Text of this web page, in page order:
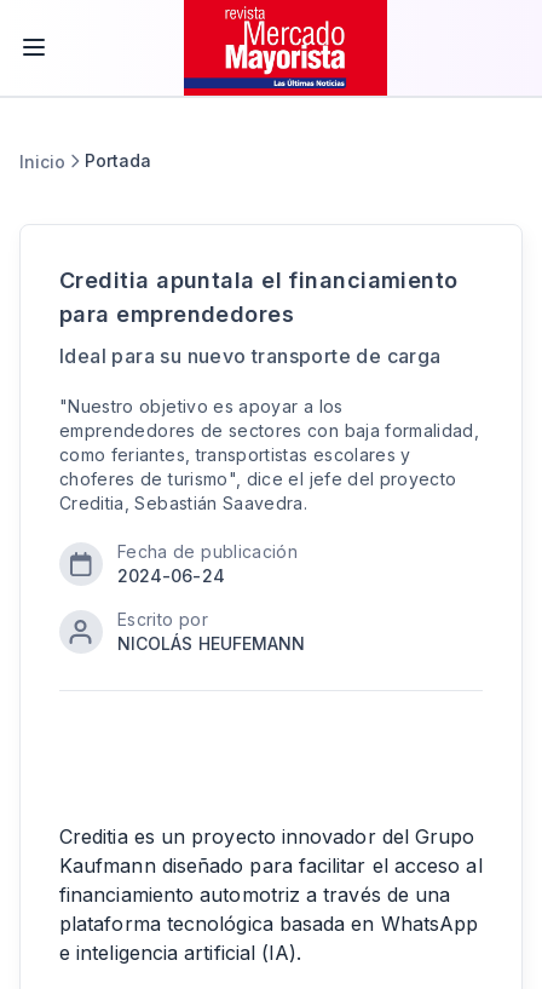
Inicio Portada
Creditia apuntala el financiamiento
para emprendedores
Ideal para su nuevo transporte de carga
"Nuestro objetivo es apoyar a los
emprendedores de sectores con baja formalidad,
como feriantes, transportistas escolares y
choferes de turismo", dice el jefe del proyecto
Creditia, Sebastián Saavedra.
Fecha de publicación
2024-06-24
Escrito por
NICOLÁS HEUFEMANN
Creditia es un proyecto innovador del Grupo
Kaufmann diseñado para facilitar el acceso al
financiamiento automotriz a través de una
plataforma tecnológica basada en WhatsApp
e inteligencia artificial (IA).